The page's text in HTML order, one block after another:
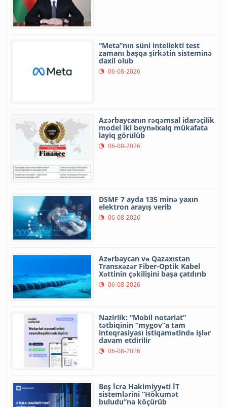
“Meta”nın süni intellekti test
zamanı başqa şirkətin sisteminə
daxil olub
06-08-2026
Azərbaycanın rəqəmsal idarəçilik
model iki beynəlxalq mükafata
layiq görülüb
06-08-2026
DSMF 7 ayda 135 minə yaxın
elektron arayış verib
06-08-2026
Azərbaycan və Qazaxıstan
Transxəzər Fiber-Optik Kabel
Xəttinin çəkilişini başa çatdırıb
06-08-2026
Nazirlik: “Mobil notariat”
tətbiqinin “mygov”a tam
inteqrasiyası istiqamətində işlər
davam etdirilir
06-08-2026
Beş İcra Hakimiyyəti İT
sistemlərini “Hökumət
buludu”na köçürüb